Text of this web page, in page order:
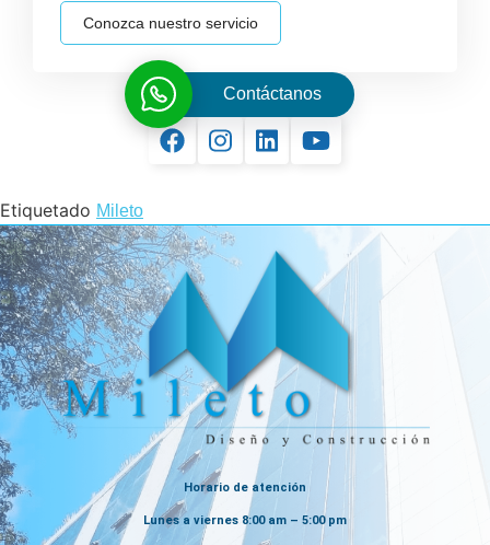
Conozca nuestro servicio
Contáctanos
Etiquetado Mileto
Horario de atención
Lunes a viernes 8:00 am – 5:00 pm